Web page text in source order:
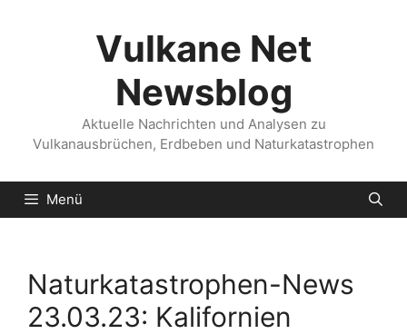
Vulkane Net
Newsblog
Aktuelle Nachrichten und Analysen zu
Vulkanausbrüchen, Erdbeben und Naturkatastrophen
Menü
Naturkatastrophen-News
23.03.23: Kalifornien